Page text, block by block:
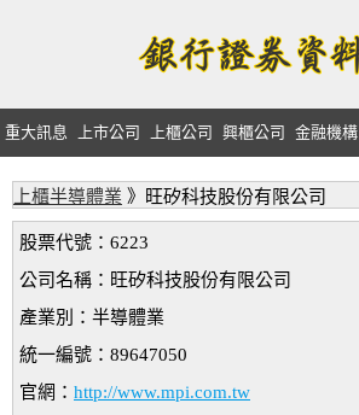
重大訊息 上市公司 上櫃公司 興櫃公司 金融機構
上櫃半導體業 》旺矽科技股份有限公司
股票代號：6223
公司名稱：旺矽科技股份有限公司
產業別：半導體業
統一編號：89647050
官網： http://www.mpi.com.tw